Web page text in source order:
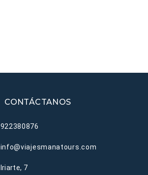
CONTÁCTANOS
922380876
info@viajesmanatours.com
Iriarte, 7